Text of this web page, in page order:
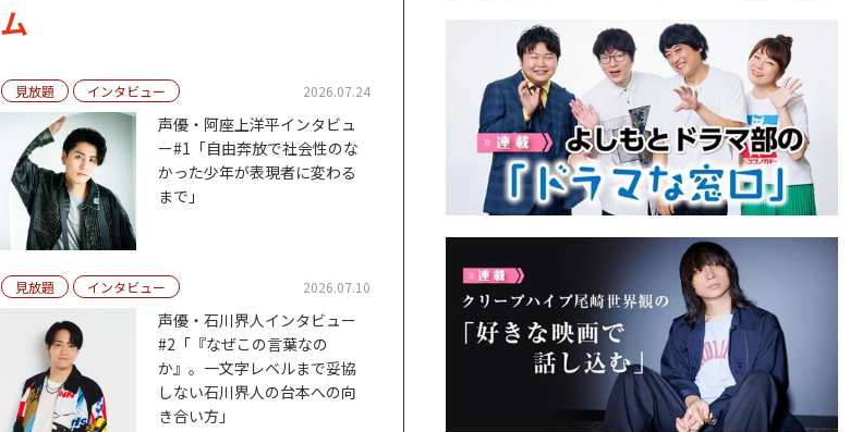
見放題 インタビュー 2026.07.24
声優・阿座上洋平インタビュ
ー#1「自由奔放で社会性のな
かった少年が表現者に変わる
まで」
見放題 インタビュー 2026.07.10
声優・石川界人インタビュー
#2「『なぜこの言葉なの
か』。一文字レベルまで妥協
しない石川界人の台本への向
き合い方」